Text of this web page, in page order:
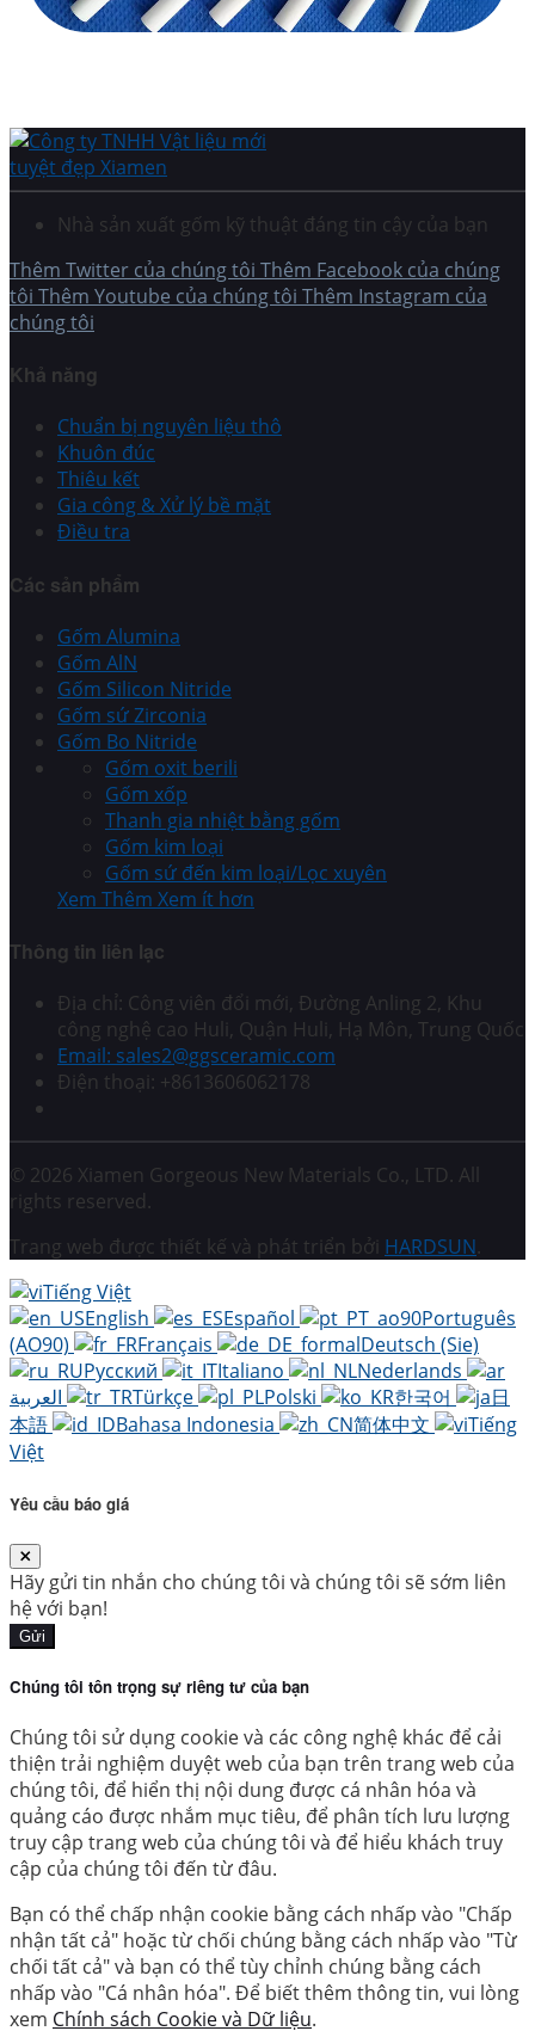
Nhà sản xuất gốm kỹ thuật đáng tin cậy của bạn
Thêm Twitter của chúng tôi Thêm Facebook của chúng
tôi Thêm Youtube của chúng tôi Thêm Instagram của
chúng tôi
Khả năng
Chuẩn bị nguyên liệu thô
Khuôn đúc
Thiêu kết
Gia công & Xử lý bề mặt
Điều tra
Các sản phẩm
Gốm Alumina
Gốm AlN
Gốm Silicon Nitride
Gốm sứ Zirconia
Gốm Bo Nitride
Gốm oxit berili
Gốm xốp
Thanh gia nhiệt bằng gốm
Gốm kim loại
Gốm sứ đến kim loại/Lọc xuyên
Xem Thêm Xem ít hơn
Thông tin liên lạc
Địa chỉ: Công viên đổi mới, Đường Anling 2, Khu
công nghệ cao Huli, Quận Huli, Hạ Môn, Trung Quốc
Email: sales2@ggsceramic.com
Điện thoại: +8613606062178
© 2026 Xiamen Gorgeous New Materials Co., LTD. All
rights reserved.
Trang web được thiết kế và phát triển bởi HARDSUN.
Tiếng Việt
English
Español
Português
(AO90)
Français
Deutsch (Sie)
Русский
Italiano
Nederlands
Türkçe Polski 한국어
日
本語
Bahasa Indonesia 简体中文
Tiếng
Việt
Yêu cầu báo giá
Hãy gửi tin nhắn cho chúng tôi và chúng tôi sẽ sớm liên
hệ với bạn!
Gửi
Chúng tôi tôn trọng sự riêng tư của bạn
Chúng tôi sử dụng cookie và các công nghệ khác để cải
thiện trải nghiệm duyệt web của bạn trên trang web của
chúng tôi, để hiển thị nội dung được cá nhân hóa và
quảng cáo được nhắm mục tiêu, để phân tích lưu lượng
truy cập trang web của chúng tôi và để hiểu khách truy
cập của chúng tôi đến từ đâu.
Bạn có thể chấp nhận cookie bằng cách nhấp vào "Chấp
nhận tất cả" hoặc từ chối chúng bằng cách nhấp vào "Từ
chối tất cả" và bạn có thể tùy chỉnh chúng bằng cách
nhấp vào "Cá nhân hóa". Để biết thêm thông tin, vui lòng
xem Chính sách Cookie và Dữ liệu.